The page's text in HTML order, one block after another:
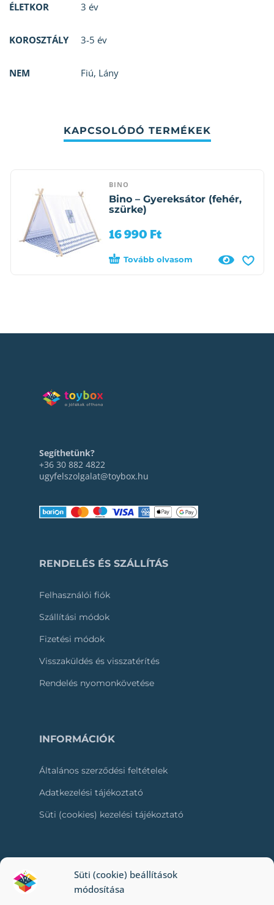
Süti (cookie) beállítások
módosítása
ÉLETKOR 3 év
KOROSZTÁLY 3-5 év
NEM Fiú, Lány
KAPCSOLÓDÓ TERMÉKEK
BINO
Bino – Gyereksátor (fehér,
szürke)
16 990 Ft
Tovább olvasom
Segíthetünk?
+36 30 882 4822
ugyfelszolgalat@toybox.hu
RENDELÉS ÉS SZÁLLÍTÁS
Felhasználói fiók
Szállítási módok
Fizetési módok
Visszaküldés és visszatérítés
Rendelés nyomonkövetése
INFORMÁCIÓK
Általános szerződési feltételek
Adatkezelési tájékoztató
Süti (cookies) kezelési tájékoztató
RÓLUNK